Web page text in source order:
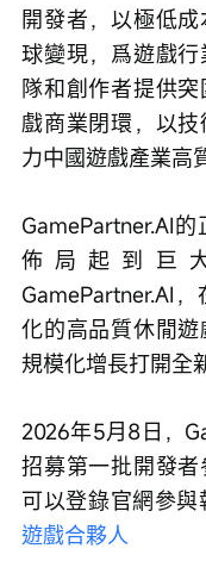
開發者，以極低
球變現，爲遊戲
隊和創作者提供
戲商業閉環，以
力中國遊戲產業高
GamePartner.AI
佈局起到巨
GamePartner.AI
化的高品質休閒
規模化增長打開全
2026年5月8日，
招募第一批開發
可以登錄官網參與
遊戲合夥人